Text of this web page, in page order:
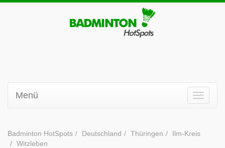
Menü
Badminton HotSpots Deutschland Thüringen
Ilm-Kreis
Witzleben